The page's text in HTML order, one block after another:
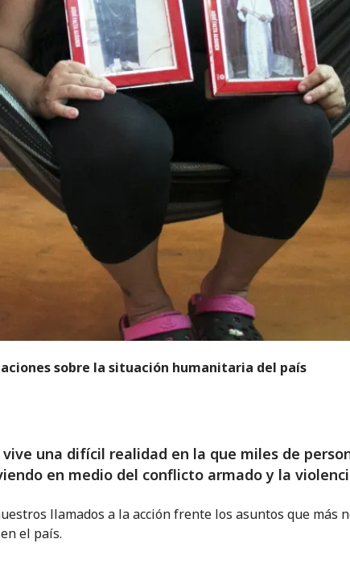
sobre la situación humanitaria del país
una difícil realidad en la que miles de
en medio del conflicto armado y la
llamados a la acción frente los asuntos que más
el país.